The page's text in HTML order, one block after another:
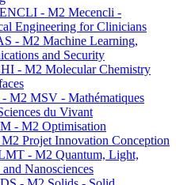
- M2 Mecencli -
Engineering for Clinicians
- M2 Machine Learning,
and Security
- M2 Molecular Chemistry
M2 MSV - Mathématiques
du Vivant
- M2 Optimisation
Projet Innovation Conception
- M2 Quantum, Light,
Nanosciences